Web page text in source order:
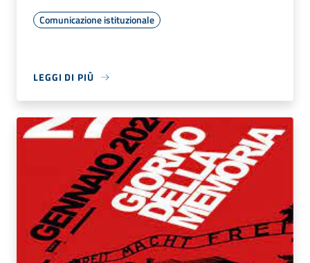
Comunicazione istituzionale
LEGGI DI PIÙ